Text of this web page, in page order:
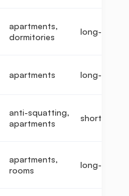
apartments,
dormitories
long-term
apartments long-term
anti-squatting,
apartments
short-term
apartments,
rooms
long-term